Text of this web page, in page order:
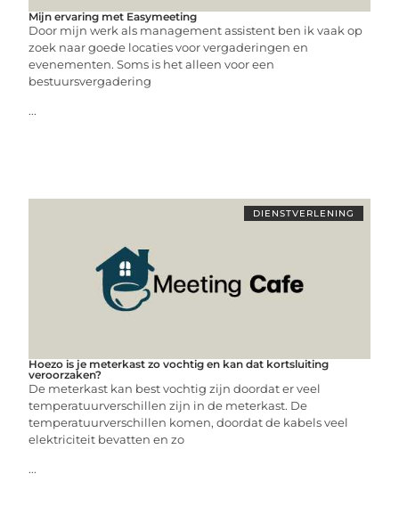
Mijn ervaring met Easymeeting
Door mijn werk als management assistent ben ik vaak op
zoek naar goede locaties voor vergaderingen en
evenementen. Soms is het alleen voor een
bestuursvergadering
...
DIENSTVERLENING
Hoezo is je meterkast zo vochtig en kan dat kortsluiting
veroorzaken?
De meterkast kan best vochtig zijn doordat er veel
temperatuurverschillen zijn in de meterkast. De
temperatuurverschillen komen, doordat de kabels veel
elektriciteit bevatten en zo
...